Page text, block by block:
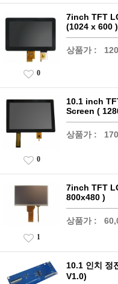
7inch TFT
(1024 x 600 )
상품가 :
0
10.1 inch
Screen (
상품가 :
0
7inch TFT
800x480 )
상품가 :
1
10.1 인치 정
V1.0)